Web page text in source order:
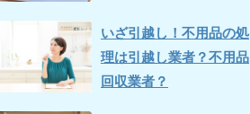
いざ引越し！不用品の処
理は引越し業者？不用品
回収業者？